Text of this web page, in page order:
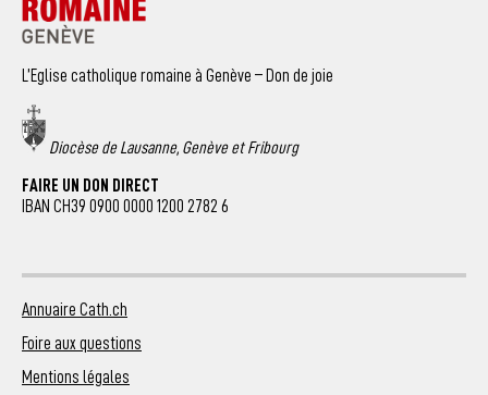
L’Eglise catholique romaine à Genève – Don de joie
Diocèse de Lausanne, Genève et Fribourg
FAIRE UN DON DIRECT
IBAN CH39 0900 0000 1200 2782 6
Annuaire Cath.ch
Foire aux questions
Mentions légales